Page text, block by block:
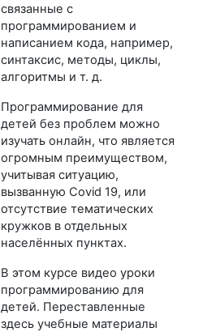
связанные с
программированием и
написанием кода, например,
синтаксис, методы, циклы,
алгоритмы и т. д.
Программирование для
детей без проблем можно
изучать онлайн, что является
огромным преимуществом,
учитывая ситуацию,
вызванную Covid 19, или
отсутствие тематических
кружков в отдельных
населённых пунктах.
В этом курсе видео уроки
программированию для
детей. Переставленные
здесь учебные материалы